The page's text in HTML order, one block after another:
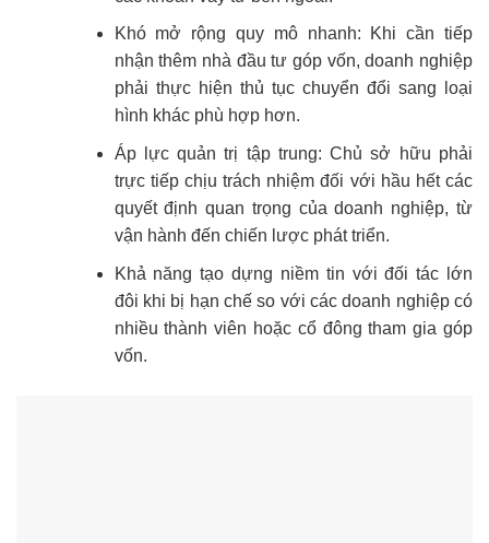
Khó mở rộng quy mô nhanh: Khi cần tiếp
nhận thêm nhà đầu tư góp vốn, doanh nghiệp
phải thực hiện thủ tục chuyển đổi sang loại
hình khác phù hợp hơn.
Áp lực quản trị tập trung: Chủ sở hữu phải
trực tiếp chịu trách nhiệm đối với hầu hết các
quyết định quan trọng của doanh nghiệp, từ
vận hành đến chiến lược phát triển.
Khả năng tạo dựng niềm tin với đối tác lớn
đôi khi bị hạn chế so với các doanh nghiệp có
nhiều thành viên hoặc cổ đông tham gia góp
vốn.